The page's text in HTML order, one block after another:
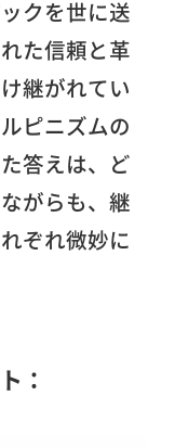
クを世に送
た信頼と革
継がれてい
ピニズムの
答えは、ど
がらも、継
ぞれ微妙に
：